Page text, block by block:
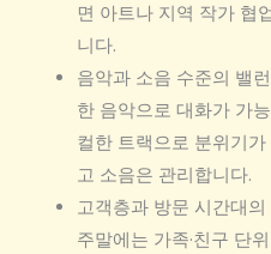
면 아트나 지역 작가 협
니다.
음악과 소음 수준의 밸
한 음악으로 대화가 가
컬한 트랙으로 분위기
고 소음은 관리합니다.
고객층과 방문 시간대
주말에는 가족·친구 단